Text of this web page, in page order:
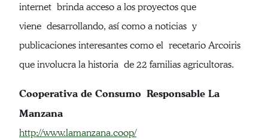
internet brinda acceso a los proyectos que
viene desarrollando, así como a noticias y
publicaciones interesantes como el recetario Arcoiris
que involucra la historia de 22 familias agricultoras.
Cooperativa de Consumo Responsable La
Manzana
http://www.lamanzana.coop/